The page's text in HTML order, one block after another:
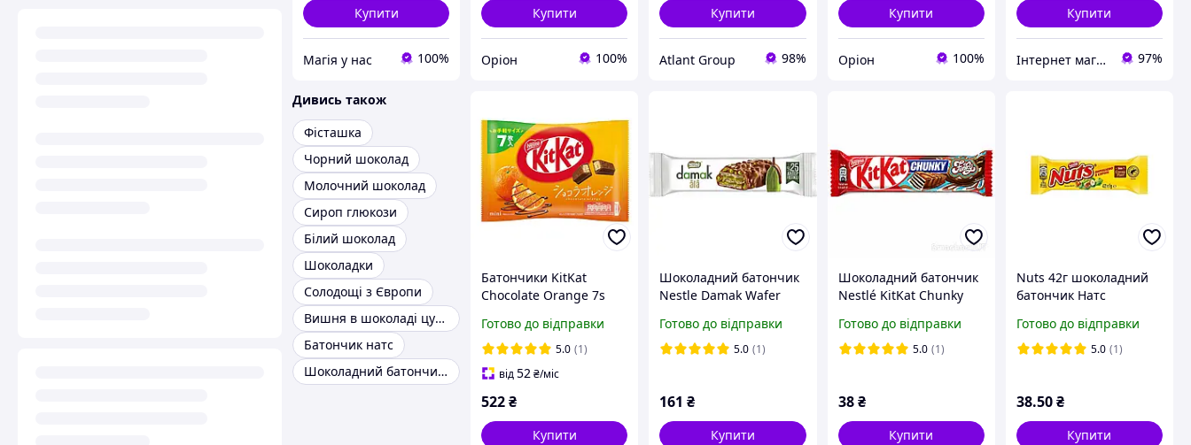
Купити
Магія у нас 100%
Купити
Оріон 100%
Купити
Atlant Group 98%
Купити
Оріон 100%
Купити
Інтернет магазин "Coffee Day" 97%
Дивись також
Фісташка
Чорний шоколад
Молочний шоколад
Сироп глюкози
Білий шоколад
Шоколадки
Солодощі з Європи
Вишня в шоколаді цукерки
Батончик натс
Шоколадний батончик Bounty
Батончики KitKat
Chocolate Orange 7s
Готово до відправки
5.0 (1)
від52₴/міс
522₴
Купити
Шоколадний батончик
Nestle Damak Wafer
30g
Готово до відправки
5.0 (1)
161 ₴
Купити
Шоколадний батончик
Nestlé KitKat Chunky
Готово до відправки
5.0 (1)
38 ₴
Купити
Nuts 42г шоколадний
батончик Натс
Готово до відправки
5.0 (1)
38.50₴
Купити